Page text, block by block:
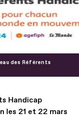
des Référents
Handicap
les 21 et 22 mars